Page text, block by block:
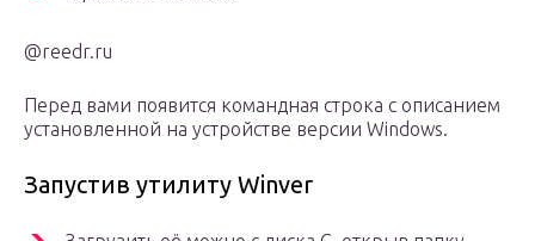
@reedr.ru
Перед вами появится командная строка с описанием
установленной на устройстве версии Windows.
Запустив утилиту Winver